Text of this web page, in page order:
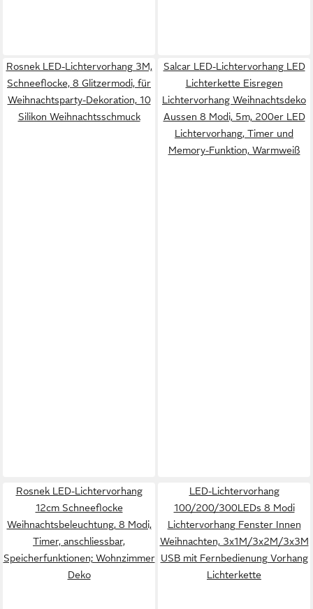
Rosnek LED-Lichtervorhang 3M,
Schneeflocke, 8 Glitzermodi, für
Weihnachtsparty-Dekoration, 10
Silikon Weihnachtsschmuck
Salcar LED-Lichtervorhang LED
Lichterkette Eisregen
Lichtervorhang Weihnachtsdeko
Aussen 8 Modi, 5m, 200er LED
Lichtervorhang, Timer und
Memory-Funktion, Warmweiß
Rosnek LED-Lichtervorhang
12cm Schneeflocke
Weihnachtsbeleuchtung, 8 Modi,
Timer, anschliessbar,
Speicherfunktionen; Wohnzimmer
Deko
LED-Lichtervorhang
100/200/300LEDs 8 Modi
Lichtervorhang Fenster Innen
Weihnachten, 3x1M/3x2M/3x3M
USB mit Fernbedienung Vorhang
Lichterkette